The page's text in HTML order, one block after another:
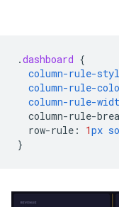
.dashboard {
column-rule-
column-rule-
column-rule-
column-rule-
row-rule : 1px
}